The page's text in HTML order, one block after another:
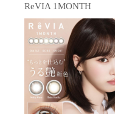
ReVIA 1MONTH